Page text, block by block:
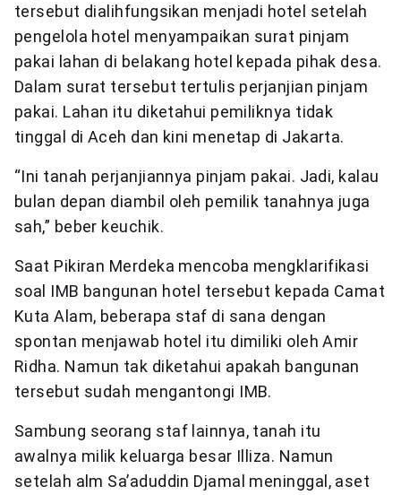
tersebut dialihfungsikan menjadi hotel setelah
pengelola hotel menyampaikan surat pinjam
pakai lahan di belakang hotel kepada pihak desa.
Dalam surat tersebut tertulis perjanjian pinjam
pakai. Lahan itu diketahui pemiliknya tidak
tinggal di Aceh dan kini menetap di Jakarta.
“Ini tanah perjanjiannya pinjam pakai. Jadi, kalau
bulan depan diambil oleh pemilik tanahnya juga
sah,” beber keuchik.
Saat Pikiran Merdeka mencoba mengklarifikasi
soal IMB bangunan hotel tersebut kepada Camat
Kuta Alam, beberapa staf di sana dengan
spontan menjawab hotel itu dimiliki oleh Amir
Ridha. Namun tak diketahui apakah bangunan
tersebut sudah mengantongi IMB.
Sambung seorang staf lainnya, tanah itu
awalnya milik keluarga besar Illiza. Namun
setelah alm Sa’aduddin Djamal meninggal, aset